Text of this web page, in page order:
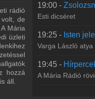
rádió
de
Mária
üzleti
hozzá
áll.
19:00 -
Esti dicséret
19:25 - Isten
Varga László
19:45 -
A Mária Rádió